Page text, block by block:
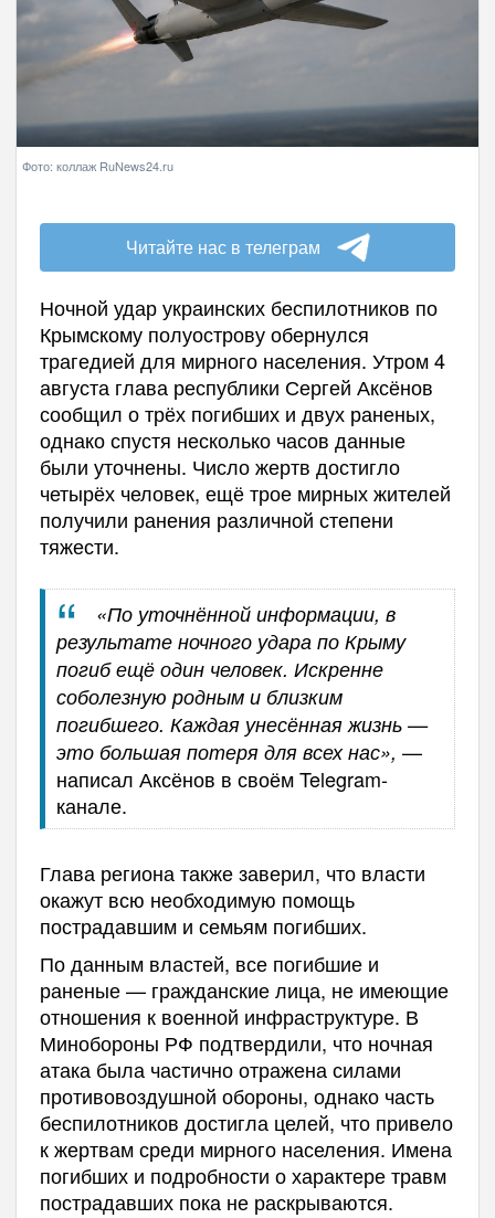
Фото: коллаж RuNews24.ru
Читайте нас в телеграм
Ночной удар украинских беспилотников по
Крымскому полуострову обернулся
трагедией для мирного населения. Утром 4
августа глава республики Сергей Аксёнов
сообщил о трёх погибших и двух раненых,
однако спустя несколько часов данные
были уточнены. Число жертв достигло
четырёх человек, ещё трое мирных жителей
получили ранения различной степени
тяжести.
«По уточнённой информации, в
результате ночного удара по Крыму
погиб ещё один человек. Искренне
соболезную родным и близким
погибшего. Каждая унесённая жизнь —
это большая потеря для всех нас», —
написал Аксёнов в своём Telegram-
канале.
Глава региона также заверил, что власти
окажут всю необходимую помощь
пострадавшим и семьям погибших.
По данным властей, все погибшие и
раненые — гражданские лица, не имеющие
отношения к военной инфраструктуре. В
Минобороны РФ подтвердили, что ночная
атака была частично отражена силами
противовоздушной обороны, однако часть
беспилотников достигла целей, что привело
к жертвам среди мирного населения. Имена
погибших и подробности о характере травм
пострадавших пока не раскрываются.